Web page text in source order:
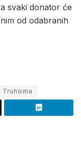
svaki donator će
od odabranih
Truhoma